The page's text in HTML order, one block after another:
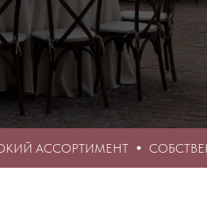
ШИРОКИЙ АССОРТИМЕНТ